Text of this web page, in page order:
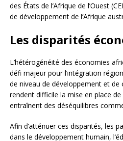
des États de l’Afrique de l’Ouest
de développement de l’Afrique
Les disparités
L’hétérogénéité des économies
défi majeur pour l’intégration
de niveau de développement et
rendent difficile la mise en place
entraînent des déséquilibres
Afin d’atténuer ces disparités, les
dans le développement humain,